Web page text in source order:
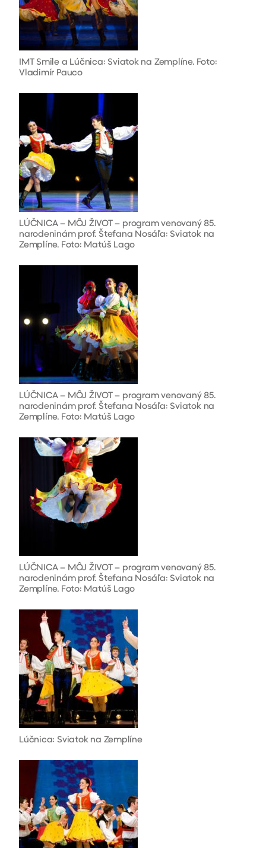
IMT Smile a Lúčnica: Sviatok na Zemplíne. Foto:
Vladimír Pauco
LÚČNICA – MÔJ ŽIVOT – program venovaný 85.
narodeninám prof. Štefana Nosáľa: Sviatok na
Zemplíne. Foto: Matúš Lago
LÚČNICA – MÔJ ŽIVOT – program venovaný 85.
narodeninám prof. Štefana Nosáľa: Sviatok na
Zemplíne. Foto: Matúš Lago
LÚČNICA – MÔJ ŽIVOT – program venovaný 85.
narodeninám prof. Štefana Nosáľa: Sviatok na
Zemplíne. Foto: Matúš Lago
Lúčnica: Sviatok na Zemplíne